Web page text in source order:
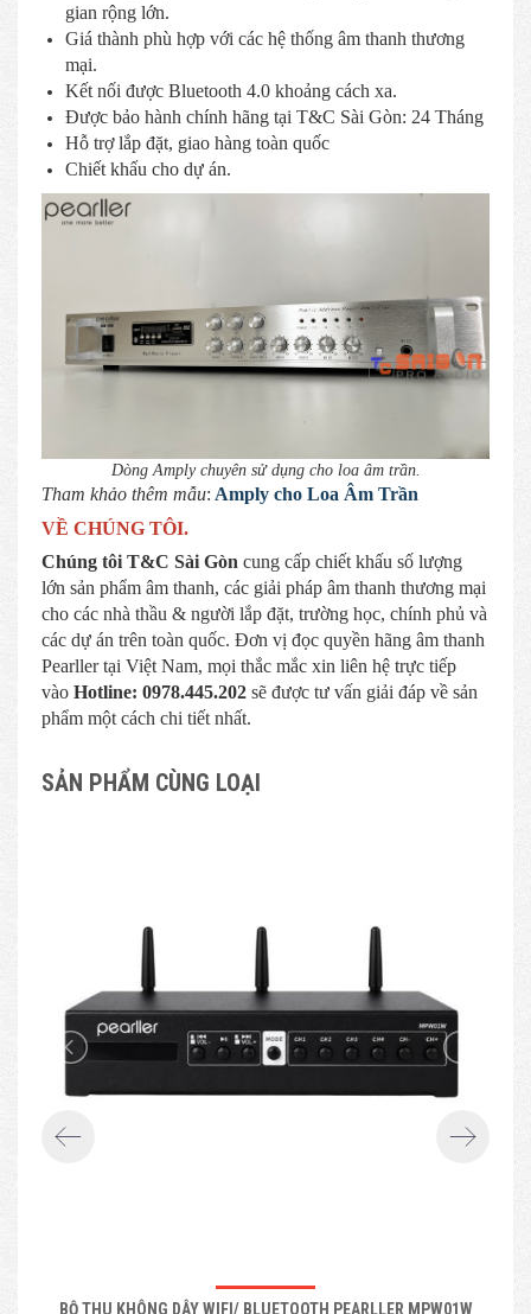
gian rộng lớn.
Giá thành phù hợp với các hệ thống âm thanh thương
mại.
Kết nối được Bluetooth 4.0 khoảng cách xa.
Được bảo hành chính hãng tại T&C Sài Gòn: 24 Tháng
Hỗ trợ lắp đặt, giao hàng toàn quốc
Chiết khấu cho dự án.
Dòng Amply chuyên sử dụng cho loa âm trần.
Tham khảo thêm mẫu: Amply cho Loa Âm Trần
VỀ CHÚNG TÔI.
Chúng tôi T&C Sài Gòn cung cấp chiết khấu số lượng
lớn sản phẩm âm thanh, các giải pháp âm thanh thương mại
cho các nhà thầu & người lắp đặt, trường học, chính phủ và
các dự án trên toàn quốc. Đơn vị đọc quyền hãng âm thanh
Pearller tại Việt Nam, mọi thắc mắc xin liên hệ trực tiếp
vào Hotline: 0978.445.202 sẽ được tư vấn giải đáp về sản
phẩm một cách chi tiết nhất.
SẢN PHẨM CÙNG LOẠI
BỘ THU KHÔNG DÂY WIFI/ BLUETOOTH PEARLLER MPW01W